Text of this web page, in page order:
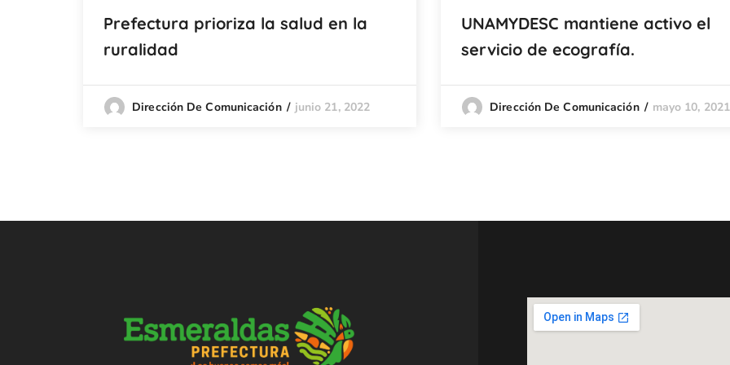
Prefectura prioriza la salud en la
ruralidad
Dirección De Comunicación junio 21, 2022
UNAMYDESC mantiene activo el
servicio de ecografía.
Dirección De Comunicación mayo 10, 2021